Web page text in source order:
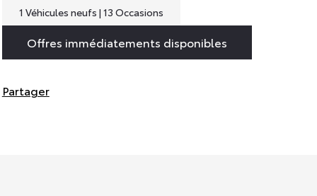
1 Véhicules neufs | 13 Occasions
Partager
Offres immédiatements disponibles